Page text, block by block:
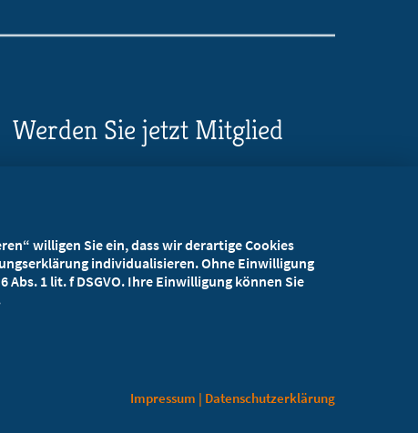
Werden Sie jetzt Mitglied
Kostenlos für Studierende
willigen Sie ein, dass wir derartige Cookies
individualisieren. Ohne Einwilligung
1 lit. f DSGVO. Ihre Einwilligung können Sie
Impressum | Datenschutzerklärung